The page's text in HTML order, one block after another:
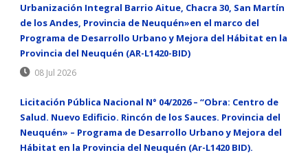
Urbanización Integral Barrio Aitue, Chacra 30, San Martín
de los Andes, Provincia de Neuquén»en el marco del
Programa de Desarrollo Urbano y Mejora del Hábitat en la
Provincia del Neuquén (AR-L1420-BID)
08 Jul 2026
Licitación Pública Nacional N° 04/2026 – “Obra: Centro de
Salud. Nuevo Edificio. Rincón de los Sauces. Provincia del
Neuquén» – Programa de Desarrollo Urbano y Mejora del
Hábitat en la Provincia del Neuquén (Ar-L1420 BID).